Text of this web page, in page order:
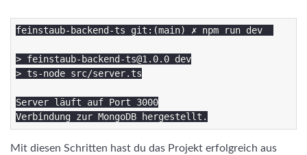
feinstaub-backend-ts git:(main) ✗ npm run dev
> feinstaub-backend-ts@1.0.0 dev
> ts-node src/server.ts
Server läuft auf Port 3000
Mit diesen Schritten hast du das Projekt erfolgreich aus